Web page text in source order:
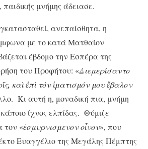
παιδικής μνήμης άδειασε.
ανεπαίσθητα, η
με το κατά Ματθαίον
έβδομο την Εσπέρα της
του Προφήτου: «Διεμερίσαντο
ῖς, καὶἐπὶ τὸνἱματισμόνμουἔβαλον
Κι αυτή η, μοναδική πια, μνήμη
ίχνος ελπίδας. Θύμιζε
τον «ἐσμυρνισμενονοἶνον», που
Ευαγγέλιο της Μεγάλης Πέμπτης